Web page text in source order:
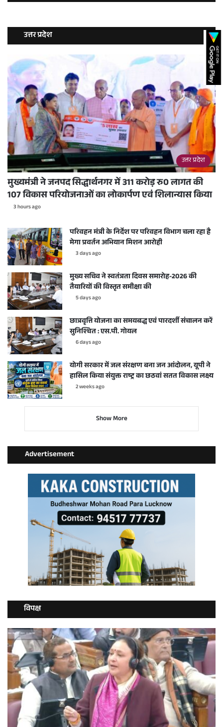
उत्तर प्रदेश
उत्तर प्रदेश
मुख्यमंत्री ने जनपद सिद्धार्थनगर में 311 करोड़ रु0 लागत की
107 विकास परियोजनाओं का लोकार्पण एवं शिलान्यास किया
3 hours ago
परिवहन मंत्री के निर्देश पर परिवहन विभाग चला रहा है
मेगा प्रवर्तन अभियान मिशन आरोही
3 days ago
मुख्य सचिव ने स्वतंत्रता दिवस समारोह-2026 की
तैयारियों की विस्तृत समीक्षा की
5 days ago
छात्रवृत्ति योजना का समयबद्ध एवं पारदर्शी संचालन करें
सुनिश्चित : एस.पी. गोयल
6 days ago
योगी सरकार में जल संरक्षण बना जन आंदोलन, यूपी ने
हासिल किया संयुक्त राष्ट्र का छठवां सतत विकास लक्ष्य
2 weeks ago
Show More
Advertisement
विपक्ष